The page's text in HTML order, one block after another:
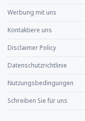
Werbung mit uns
Kontaktiere uns
Disclaimer Policy
Datenschutzrichtlinie
Nutzungsbedingungen
Schreiben Sie für uns